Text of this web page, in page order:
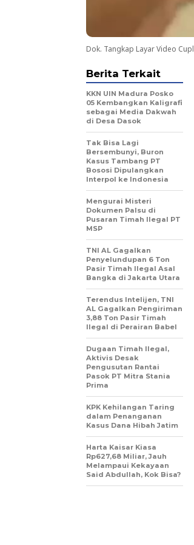
Dok. Tangkap Layar Video
Berita Terkait
KKN UIN Madura Posko
05 Kembangkan Kaligrafi
sebagai Media Dakwah
di Desa Dasok
Tak Bisa Lagi
Bersembunyi, Buron
Kasus Tambang PT
Bososi Dipulangkan
Interpol ke Indonesia
Mengurai Misteri
Dokumen Palsu di
Pusaran Timah Ilegal PT
MSP
TNI AL Gagalkan
Penyelundupan 6 Ton
Pasir Timah Ilegal Asal
Bangka di Jakarta Utara
Terendus Intelijen, TNI
AL Gagalkan Pengiriman
3,88 Ton Pasir Timah
Ilegal di Perairan Babel
Dugaan Timah Ilegal,
Aktivis Desak
Pengusutan Rantai
Pasok PT Mitra Stania
Prima
KPK Kehilangan Taring
dalam Penanganan
Kasus Dana Hibah Jatim
Harta Kaisar Kiasa
Rp627,68 Miliar, Jauh
Melampaui Kekayaan
Said Abdullah, Kok Bisa?